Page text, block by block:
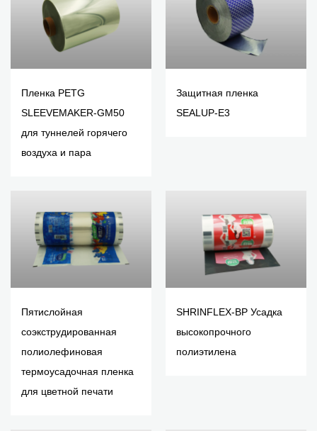
Пленка PETG
SLEEVEMAKER-GM50
для туннелей горячего
воздуха и пара
Защитная пленка
SEALUP-E3
Пятислойная
соэкструдированная
полиолефиновая
термоусадочная пленка
для цветной печати
SHRINFLEX-BP Усадка
высокопрочного
полиэтилена